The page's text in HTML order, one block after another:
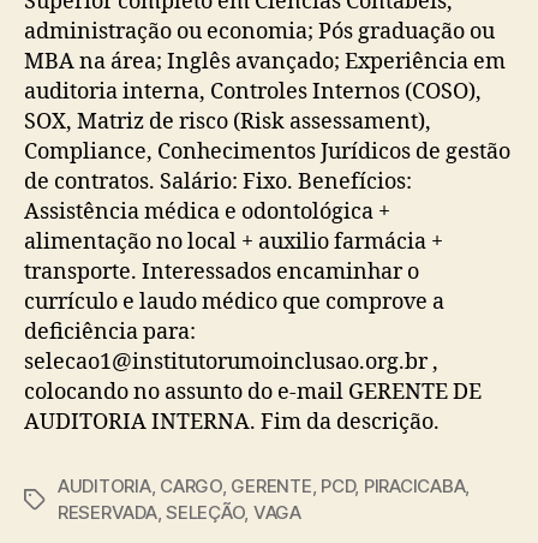
administração ou economia; Pós graduação ou
MBA na área; Inglês avançado; Experiência em
auditoria interna, Controles Internos (COSO),
SOX, Matriz de risco (Risk assessament),
Compliance, Conhecimentos Jurídicos de gestão
de contratos. Salário: Fixo. Benefícios:
Assistência médica e odontológica +
alimentação no local + auxilio farmácia +
transporte. Interessados encaminhar o
currículo e laudo médico que comprove a
deficiência para:
selecao1@institutorumoinclusao.org.br ,
colocando no assunto do e-mail GERENTE DE
AUDITORIA INTERNA. Fim da descrição.
AUDITORIA, CARGO, GERENTE PCD, PIRACICABA,
RESERVADA,SELEÇÃO, VAGA